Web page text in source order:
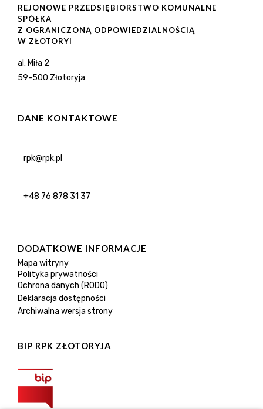
REJONOWE PRZEDSIĘBIORSTWO KOMUNALNE
SPÓŁKA
Z OGRANICZONĄ ODPOWIEDZIALNOŚCIĄ
W ZŁOTORYI
al. Miła 2
59-500 Złotoryja
DANE KONTAKTOWE
rpk@rpk.pl
+48 76 878 31 37
DODATKOWE INFORMACJE
Mapa witryny
Polityka prywatności
Ochrona danych (RODO)
Deklaracja dostępności
Archiwalna wersja strony
BIP RPK ZŁOTORYJA